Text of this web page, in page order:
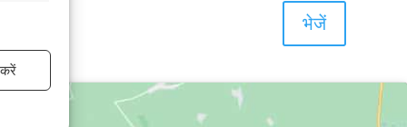
बने रहें
भेजें